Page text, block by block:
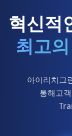
혁신적
최고
아이리치그
통해고